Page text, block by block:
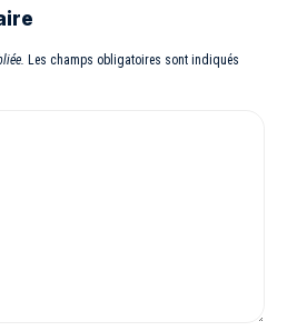
Les champs obligatoires sont indiqués